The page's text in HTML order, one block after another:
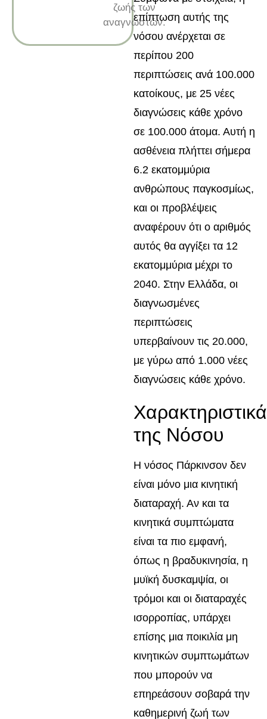
ζωής των
αναγνωστών.επίπτωση αυτής της
νόσου ανέρχεται σε
περίπου 200
περιπτώσεις ανά 100.000
κατοίκους, με 25 νέες
διαγνώσεις κάθε χρόνο
σε 100.000 άτομα. Αυτή η
ασθένεια πλήττει σήμερα
6.2 εκατομμύρια
ανθρώπους παγκοσμίως,
και οι προβλέψεις
αναφέρουν ότι ο αριθμός
αυτός θα αγγίξει τα 12
εκατομμύρια μέχρι το
2040. Στην Ελλάδα, οι
διαγνωσμένες
περιπτώσεις
υπερβαίνουν τις 20.000,
με γύρω από 1.000 νέες
διαγνώσεις κάθε χρόνο.
Χαρακτηριστικά
της Νόσου
Η νόσος Πάρκινσον δεν
είναι μόνο μια κινητική
διαταραχή. Αν και τα
κινητικά συμπτώματα
είναι τα πιο εμφανή,
όπως η βραδυκινησία, η
μυϊκή δυσκαμψία, οι
τρόμοι και οι διαταραχές
ισορροπίας, υπάρχει
επίσης μια ποικιλία μη
κινητικών συμπτωμάτων
που μπορούν να
επηρεάσουν σοβαρά την
καθημερινή ζωή των